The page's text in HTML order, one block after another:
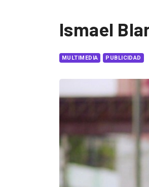
Ismael
MULTIMEDIA PUBLICIDAD